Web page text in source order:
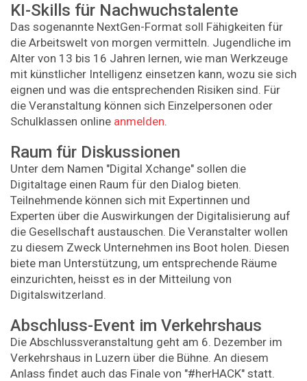
KI-Skills für Nachwuchstalente
Das sogenannte NextGen-Format soll Fähigkeiten für
die Arbeitswelt von morgen vermitteln. Jugendliche im
Alter von 13 bis 16 Jahren lernen, wie man Werkzeuge
mit künstlicher Intelligenz einsetzen kann, wozu sie sich
eignen und was die entsprechenden Risiken sind. Für
die Veranstaltung können sich Einzelpersonen oder
Schulklassen online anmelden.
Raum für Diskussionen
Unter dem Namen "Digital Xchange" sollen die
Digitaltage einen Raum für den Dialog bieten.
Teilnehmende können sich mit Expertinnen und
Experten über die Auswirkungen der Digitalisierung auf
die Gesellschaft austauschen. Die Veranstalter wollen
zu diesem Zweck Unternehmen ins Boot holen. Diesen
biete man Unterstützung, um entsprechende Räume
einzurichten, heisst es in der Mitteilung von
Digitalswitzerland.
Abschluss-Event im Verkehrshaus
Die Abschlussveranstaltung geht am 6. Dezember im
Verkehrshaus in Luzern über die Bühne. An diesem
Anlass findet auch das Finale von "#herHACK" statt.